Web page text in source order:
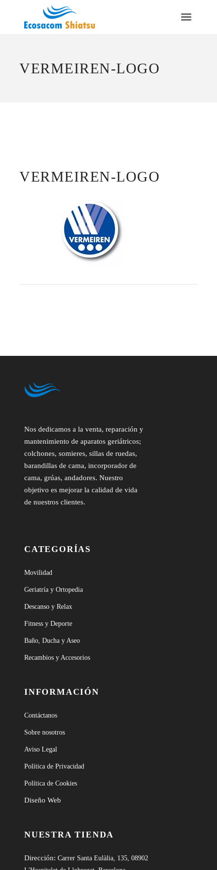
VERMEIREN-LOGO
VERMEIREN-LOGO
Nos dedicamos a la venta, reparación y
mantenimiento de aparatos geriátricos;
colchones, somieres, sillas de ruedas,
barandillas de cama, incorporador de
cama, grúas, andadores. Nuestro
objetivo es mejorar la calidad de vida
de nuestros clientes.
CATEGORÍAS
Movilidad
Geriatría y Ortopedia
Descanso y Relax
Fitness y Deporte
Baño, Ducha y Aseo
Recambios y Accesorios
INFORMACIÓN
Contáctanos
Sobre nosotros
Aviso Legal
Política de Privacidad
Política de Cookies
Diseño Web
NUESTRA TIENDA
Dirección: Carrer Santa Eulàlia, 135, 08902